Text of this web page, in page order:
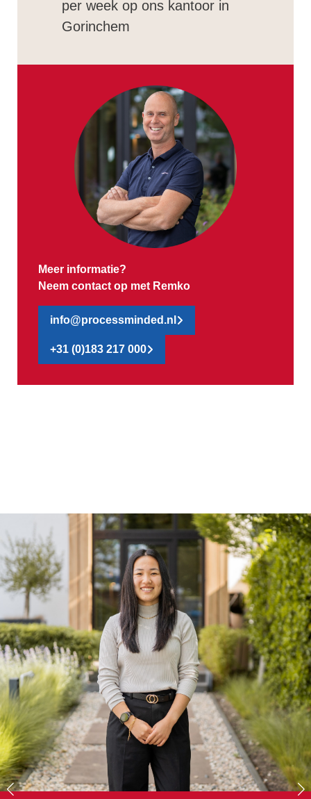
per week op ons kantoor in
Gorinchem
Meer informatie?
Neem contact op met Remko
info@processminded.nl
+31 (0)183 217 000